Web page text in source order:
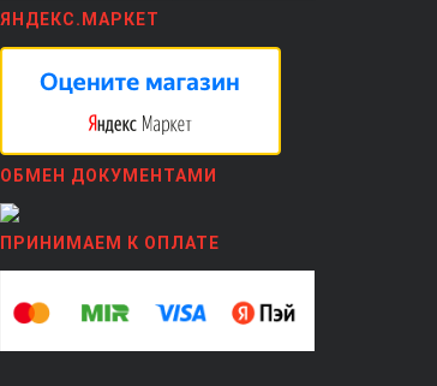
ЯНДЕКС.МАРКЕТ
ОБМЕН ДОКУМЕНТАМИ
ПРИНИМАЕМ К ОПЛАТЕ